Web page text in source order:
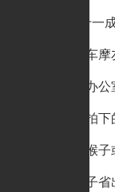
2020双十一成
哈啰电动车摩
成都蛋壳办
嫦娥五号拍
研究表明猴
一个金镯子